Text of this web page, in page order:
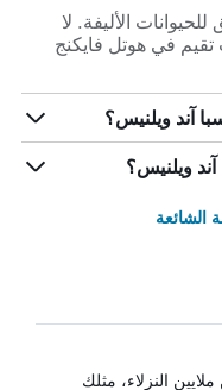
الأليفة. لا
تقيم في هوتل فايكنج
آند ويلنيس؟
ويلنيس؟
الشائعة
النزلاء، مثلك